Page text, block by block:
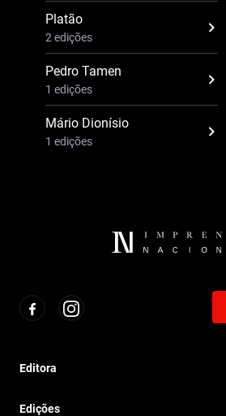
Platão
2 edições
Pedro Tamen
1 edições
Mário Dionísio
1 edições
Editora
Edições